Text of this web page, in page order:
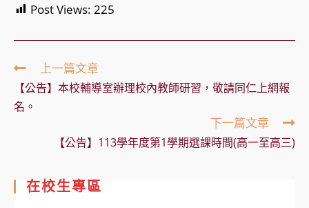
Post Views: 225
Read
more
articles
上一篇文章
【公告】本校輔導室辦理校內教師研習，敬請同仁上網報
名。
下一篇文章
【公告】113學年度第1學期選課時間(高一至高三)
在校生專區